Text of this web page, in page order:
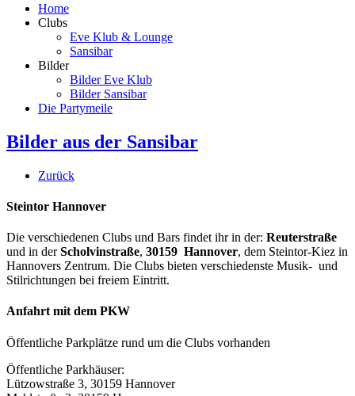
Home
Clubs
Eve Klub & Lounge
Sansibar
Bilder
Bilder Eve Klub
Bilder Sansibar
Die Partymeile
Bilder aus der Sansibar
Zurück
Steintor Hannover
Die verschiedenen Clubs und Bars findet ihr in der: Reuterstraße
und in derScholvinstraße, 30159 Hannover, dem Steintor-Kiez in
Hannovers Zentrum. Die Clubs bieten verschiedenste Musik- und
Stilrichtungen bei freiem Eintritt.
Anfahrt mit dem PKW
Öffentliche Parkplätze rund um die Clubs vorhanden
Öffentliche Parkhäuser:
Lützowstraße 3, 30159 Hannover